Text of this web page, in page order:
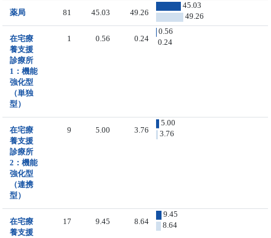
薬局 81 45.03 49.26
45.03
49.26
在宅療
養支援
診療所
1：機能
強化型
（単独
型）
1 0.56 0.24
0.56
0.24
在宅療
養支援
診療所
2：機能
強化型
（連携
型）
9 5.00 3.76
5.00
3.76
在宅療
養支援
17 9.45 8.64
9.45
8.64